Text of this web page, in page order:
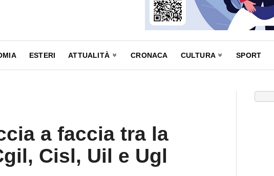
ESTERI ATTUALITÀ CRONACA CULTURA SPORT
a faccia tra la
Cisl, Uil e Ugl